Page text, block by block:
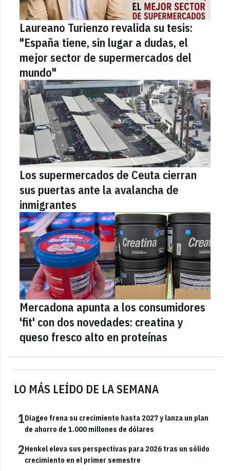
LO MÁS LEÍDO DE LA SEMANA
1Diageo frena su crecimiento hasta 2027 y lanza un plan
de ahorro de 1.000 millones de dólares
2Henkel eleva sus perspectivas para 2026 tras un sólido
crecimiento en el primer semestre
Laureano Turienzo revalida su tesis:
"España tiene, sin lugar a dudas, el
mejor sector de supermercados del
mundo"
Los supermercados de Ceuta cierran
sus puertas ante la avalancha de
inmigrantes
Mercadona apunta a los consumidores
'fit' con dos novedades: creatina y
queso fresco alto en proteínas